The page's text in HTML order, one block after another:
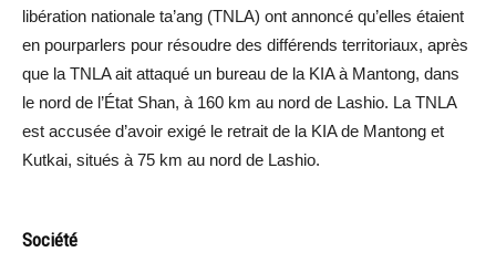
libération nationale ta’ang (TNLA) ont annoncé qu’elles étaient
en pourparlers pour résoudre des différends territoriaux, après
que la TNLA ait attaqué un bureau de la KIA à Mantong, dans
le nord de l’État Shan, à 160 km au nord de Lashio. La TNLA
est accusée d’avoir exigé le retrait de la KIA de Mantong et
Kutkai, situés à 75 km au nord de Lashio.
Société